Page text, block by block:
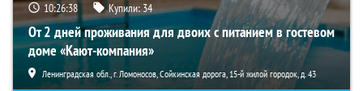
10:26:37 Купили:34
От 2 дней проживания для двоих с питанием в гостевом
доме «Кают-компания»
Ленинградская обл., г. Ломоносов, Сойкинская дорога, 15-й жилой городок, д. 43